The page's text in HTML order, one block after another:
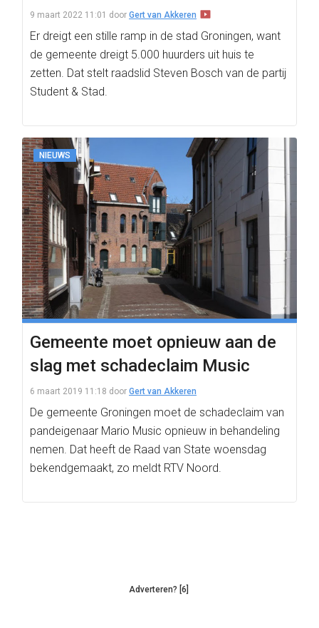
9 maart 2022 11:01 door Gert van Akkeren
Er dreigt een stille ramp in de stad Groningen, want
de gemeente dreigt 5.000 huurders uit huis te
zetten. Dat stelt raadslid Steven Bosch van de partij
Student & Stad.
NIEUWS
Gemeente moet opnieuw aan de
slag met schadeclaim Music
6 maart 2019 11:18 door Gert van Akkeren
De gemeente Groningen moet de schadeclaim van
pandeigenaar Mario Music opnieuw in behandeling
nemen. Dat heeft de Raad van State woensdag
bekendgemaakt, zo meldt RTV Noord.
Adverteren? [6]